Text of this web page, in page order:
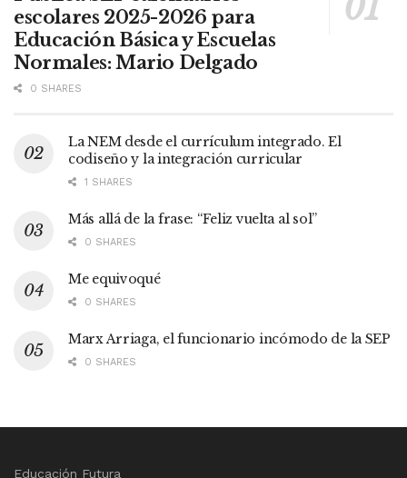
escolares 2025-2026 para
Educación Básica y Escuelas
Normales: Mario Delgado
0 SHARES
La NEM desde el currículum integrado. El
codiseño y la integración curricular
1 SHARES
Más allá de la frase: “Feliz vuelta al sol”
0 SHARES
Me equivoqué
0 SHARES
Marx Arriaga, el funcionario incómodo de la SEP
0 SHARES
Educación Futura